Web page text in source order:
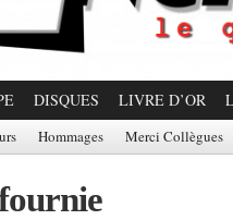
DISQUES LIVRE D’OR
Hommages Merci Collègues